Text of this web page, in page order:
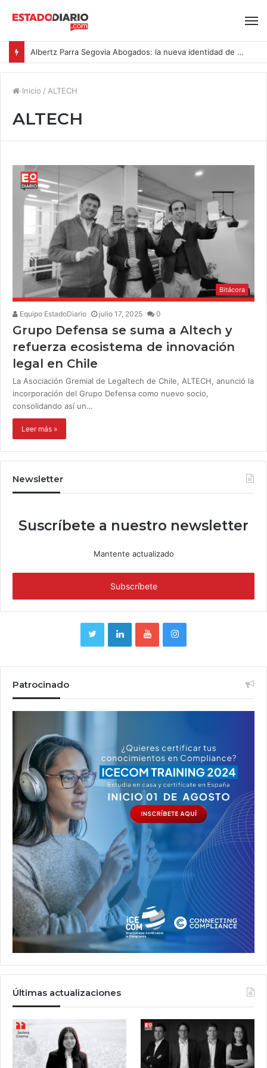
Albertz Parra Segovia Abogados: la nueva identidad de Segovia Consulting
Inicio / ALTECH
ALTECH
Bitácora
Equipo EstadoDiario julio 17, 2025 0
Grupo Defensa se suma a Altech y
refuerza ecosistema de innovación
legal en Chile
La Asociación Gremial de Legaltech de Chile, ALTECH, anunció la
incorporación del Grupo Defensa como nuevo socio,
consolidando así un…
Leer más »
Newsletter
Suscríbete a nuestro newsletter
Mantente actualizado
Patrocinado
Últimas actualizaciones